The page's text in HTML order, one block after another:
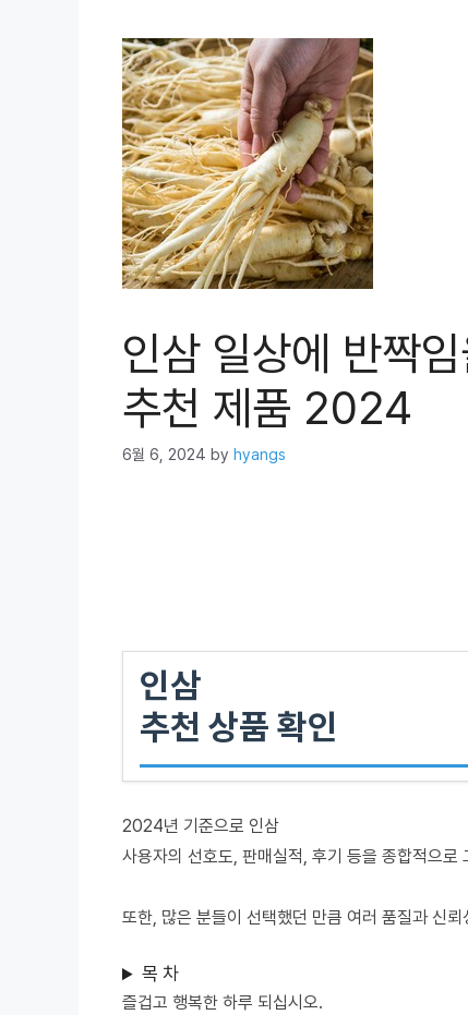
인삼 일상에 반짝
추천 제품 2024
6월 6, 2024 by hyangs
인삼
추천 상품 확인
2024년 기준으로 인삼
사용자의 선호도, 판매실적, 후기 등을 종합적으로
또한, 많은 분들이 선택했던 만큼 여러 품질과 신
목 차
즐겁고 행복한 하루 되십시오.